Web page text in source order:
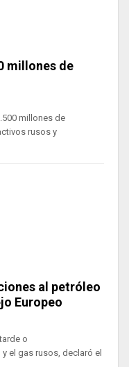
millones de
millones de
rusos y
al petróleo
Europeo
o
el gas rusos, declaró el